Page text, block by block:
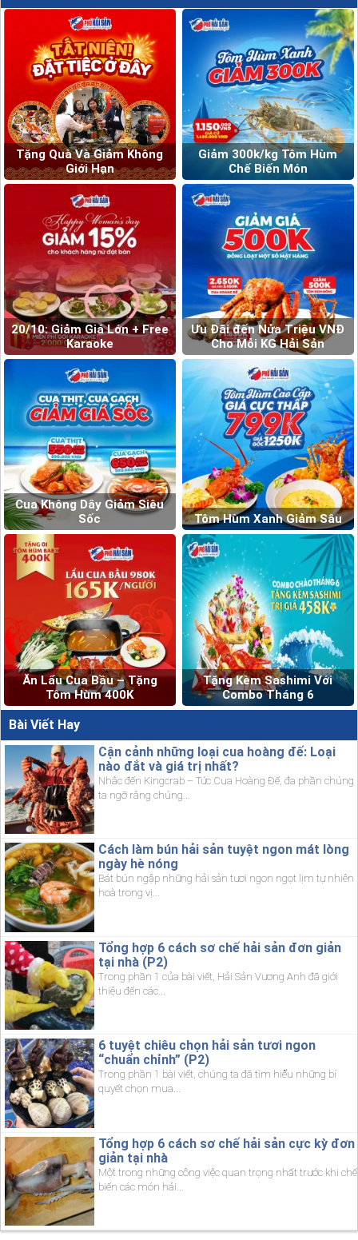
Tặng Quà Và Giảm Không
Giới Hạn
Giảm 300k/kg Tôm Hùm
Chế Biến Món
20/10: Giảm Giá Lớn + Free
Karaoke
Ưu Đãi đến Nửa Triệu VNĐ
Cho Mỗi KG Hải Sản
Cua Không Dây Giảm Siêu
Sốc
Tôm Hùm Xanh Giảm Sâu
Ăn Lẩu Cua Bầu – Tặng
Tôm Hùm 400K
Tặng Kèm Sashimi Với
Combo Tháng 6
Bài Viết Hay
Cận cảnh những loại cua hoàng đế: Loại
nào đắt và giá trị nhất?
Nhắc đến Kingcrab – Tức Cua Hoàng Đế, đa phần chúng
ta ngỡ rằng chúng...
Cách làm bún hải sản tuyệt ngon mát lòng
ngày hè nóng
Bát bún ngập những hải sản tươi ngon ngọt lịm tự nhiên
hoà trong vị...
Tổng hợp 6 cách sơ chế hải sản đơn giản
tại nhà (P2)
Trong phần 1 của bài viết, Hải Sản Vương Anh đã giới
thiệu đến các...
6 tuyệt chiêu chọn hải sản tươi ngon
“chuẩn chỉnh” (P2)
Trong phần 1 bài viết, chúng ta đã tìm hiểu những bí
quyết chọn mua...
Tổng hợp 6 cách sơ chế hải sản cực kỳ đơn
giản tại nhà
Một trong những công việc quan trọng nhất trước khi chế
biến các món hải...